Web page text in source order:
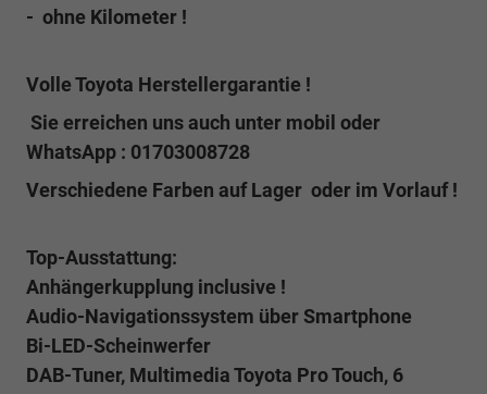
- ohne Kilometer !
Volle Toyota Herstellergarantie !
Sie erreichen uns auch unter mobil oder
WhatsApp : 01703008728
Verschiedene Farben auf Lager oder im Vorlauf !
Top-Ausstattung:
Anhängerkupplung inclusive !
Audio-Navigationssystem über Smartphone
Bi-LED-Scheinwerfer
DAB-Tuner, Multimedia Toyota Pro Touch, 6